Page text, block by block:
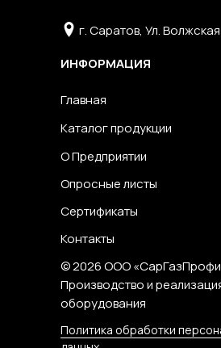
г. Саратов, Ул.
Главная
Каталог продукции
О Предприятии
Опросные листы
Сертификаты
Контакты
ИНФОРМАЦИЯ
© 2026 ООО
Производство и
оборудования
Политика обработки